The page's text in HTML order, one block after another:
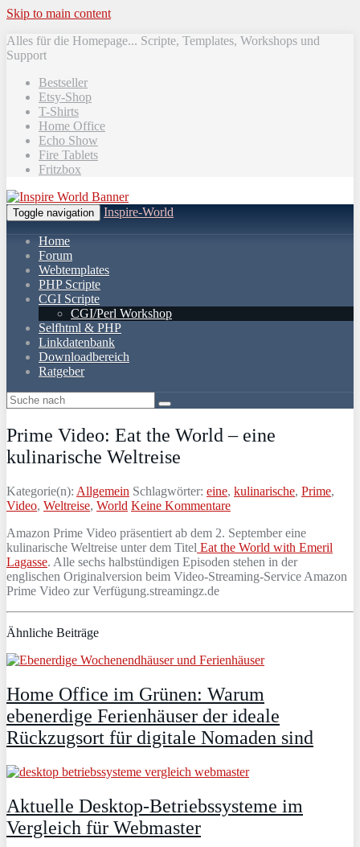
Skip to main content
Alles für die Homepage... Scripte, Templates, Workshops und
Support
Bestseller
Etsy-Shop
T-Shirts
Home Office
Echo Show
Fire Tablets
Fritzbox
Toggle navigation Inspire-World
Home
Forum
Webtemplates
PHP Scripte
CGI Scripte
CGI/Perl Workshop
Selfhtml & PHP
Linkdatenbank
Downloadbereich
Ratgeber
Prime Video: Eat the World – eine
kulinarische Weltreise
Kategorie(n): Allgemein Schlagwörter: eine, kulinarische, Prime,
Video, Weltreise, World Keine Kommentare
Amazon Prime Video präsentiert ab dem 2. September eine
kulinarische Weltreise unter dem Titel Eat the World with Emeril
Lagasse. Alle sechs halbstündigen Episoden stehen in der
englischen Originalversion beim Video-Streaming-Service Amazon
Prime Video zur Verfügung.streamingz.de
Ähnliche Beiträge
Home Office im Grünen: Warum
ebenerdige Ferienhäuser der ideale
Rückzugsort für digitale Nomaden sind
Aktuelle Desktop-Betriebssysteme im
Vergleich für Webmaster